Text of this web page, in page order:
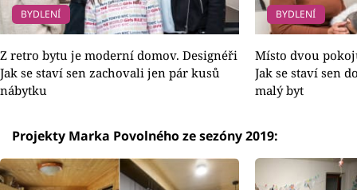
BYDLENÍ
Z retro bytu je moderní domov. Designéři
Jak se staví sen zachovali jen pár kusů
nábytku
BYDLENÍ
Místo dvou
Jak se staví sen
malý byt
Projekty Marka Povolného ze sezóny 2019: